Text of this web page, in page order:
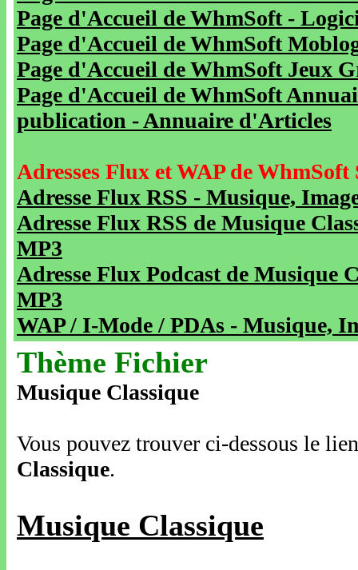
Page d'Accueil de WhmSoft -
Page d'Accueil de WhmSoft
Page d'Accueil de WhmSoft Jeux
Page d'Accueil de WhmSoft
publication - Annuaire d'Articles
Adresses Flux et WAP de WhmSoft
Adresse Flux RSS - Musique,
Adresse Flux RSS de Musique
MP3
Adresse Flux Podcast de Musique
MP3
WAP / I-Mode / PDAs - Musique,
Thème Fichier
Musique Classique
Vous pouvez trouver ci-dessous le
Classique.
Musique Classique